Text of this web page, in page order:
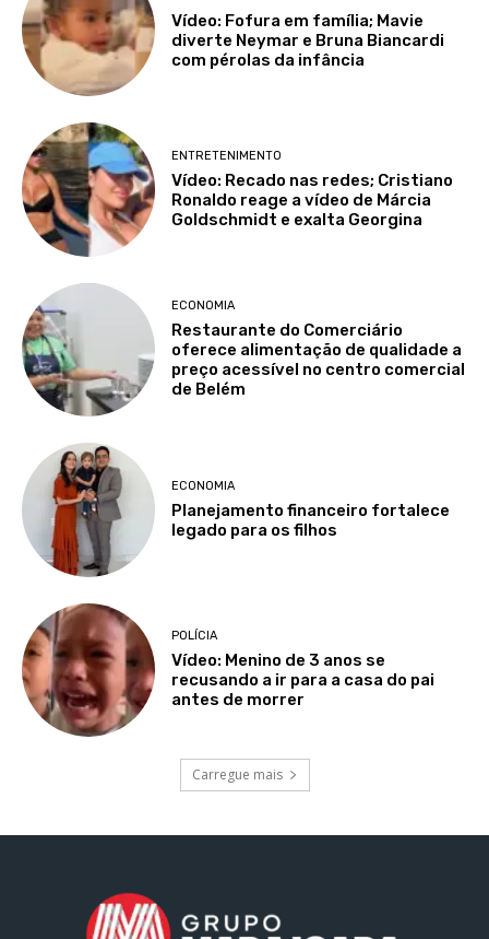
Vídeo: Fofura em família; Mavie
diverte Neymar e Bruna Biancardi
com pérolas da infância
ENTRETENIMENTO
Vídeo: Recado nas redes; Cristiano
Ronaldo reage a vídeo de Márcia
Goldschmidt e exalta Georgina
ECONOMIA
Restaurante do Comerciário
oferece alimentação de qualidade a
preço acessível no centro comercial
de Belém
ECONOMIA
Planejamento financeiro fortalece
legado para os filhos
POLÍCIA
Vídeo: Menino de 3 anos se
recusando a ir para a casa do pai
antes de morrer
Carregue mais